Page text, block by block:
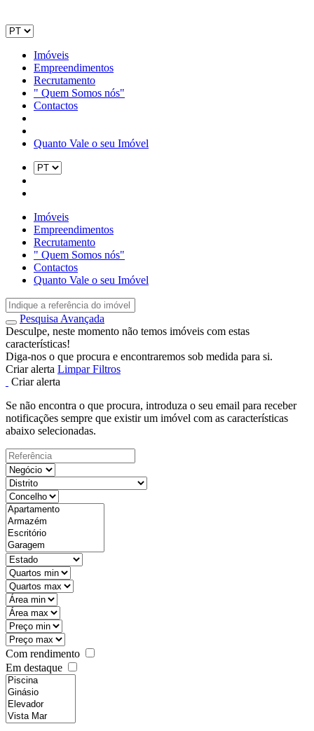
Imóveis
Empreendimentos
Recrutamento
" Quem Somos nós"
Contactos
Quanto Vale o seu Imóvel
Imóveis
Empreendimentos
Recrutamento
" Quem Somos nós"
Contactos
Quanto Vale o seu Imóvel
Pesquisa Avançada
Desculpe, neste momento não temos imóveis com estas
características!
Diga-nos o que procura e encontraremos sob medida para si.
Criar alerta Limpar Filtros
Criar alerta
Se não encontra o que procura, introduza o seu email para receber
notificações sempre que existir um imóvel com as características
abaixo selecionadas.
Com rendimento
Em destaque